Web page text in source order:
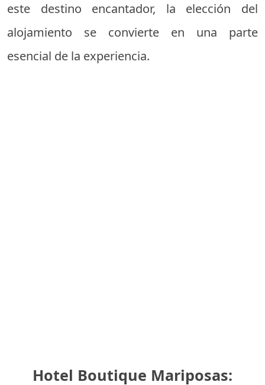
este destino encantador, la elección del
alojamiento se convierte en una parte
esencial de la experiencia.
Hotel Boutique Mariposas: